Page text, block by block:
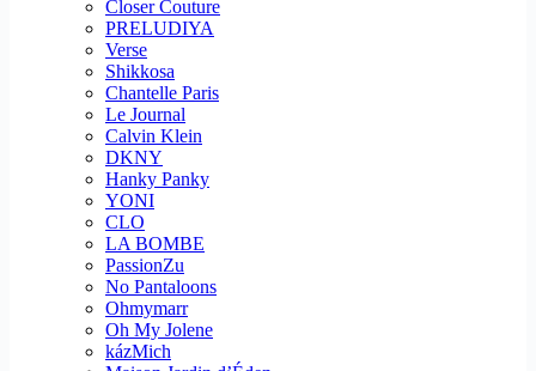
Closer Couture
PRELUDIYA
Verse
Shikkosa
Chantelle Paris
Le Journal
Calvin Klein
DKNY
Hanky Panky
YONI
CLO
LA BOMBE
PassionZu
No Pantaloons
Ohmymarr
Oh My Jolene
kázMich